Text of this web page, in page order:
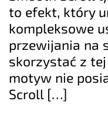
to efekt, który
kompleksowe
przewijania na
skorzystać z
motyw nie
Scroll […]